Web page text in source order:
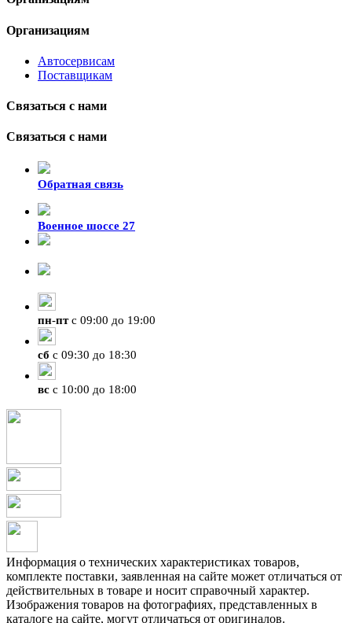
Организациям
Автосервисам
Поставщикам
Связаться с нами
Связаться с нами
Обратная связь
Военное шоссе 27
пн-птс 09:00 до 19:00
сб с 09:30 до 18:30
вс с 10:00 до 18:00
Информация о технических характеристиках товаров,
комплекте поставки, заявленная на сайте может отличаться от
действительных в товаре и носит справочный характер.
Изображения товаров на фотографиях, представленных в
каталоге на сайте, могут отличаться от оригиналов.